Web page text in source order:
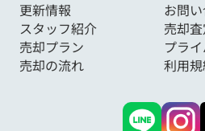
更新情報
お問
スタッフ紹介
売却
売却プラン
プラ
売却の流れ
利用